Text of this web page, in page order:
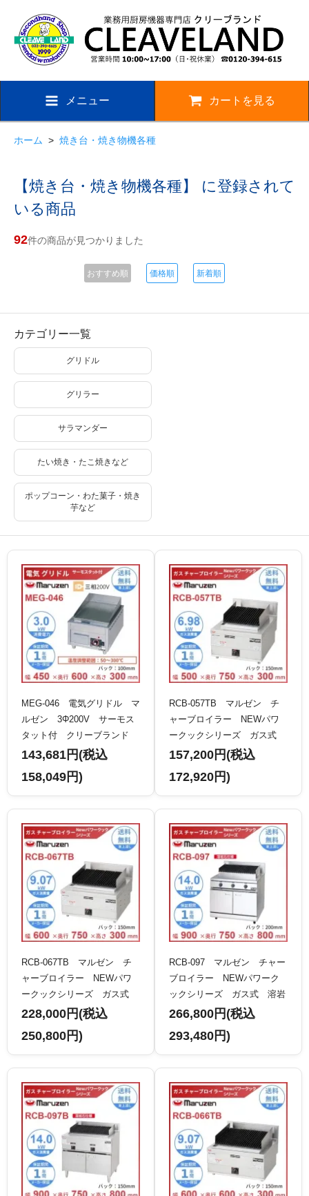
メニュー カートを見る
ホーム > 焼き台・焼き物機各種
【焼き台・焼き物機各種】 に登録されて
いる商品
92件の商品が見つかりました
おすすめ順 価格順 新着順
カテゴリー一覧
グリドル
グリラー
サラマンダー
たい焼き・たこ焼きなど
ポップコーン・わた菓子・焼き
芋など
MEG-046 電気グリドル マ
ルゼン 3Φ200V サーモス
タット付 クリーブランド
143,681円(税込
158,049円)
RCB-057TB マルゼン チ
ャーブロイラー NEWパワ
ークックシリーズ ガス式
クリーブランド
157,200円(税込
172,920円)
RCB-067TB マルゼン チ
ャーブロイラー NEWパワ
ークックシリーズ ガス式
クリーブランド
228,000円(税込
250,800円)
RCB-097 マルゼン チャー
ブロイラー NEWパワーク
ックシリーズ ガス式 溶岩
石仕様 棒バーナー×6 クリ
266,800円(税込
293,480円)